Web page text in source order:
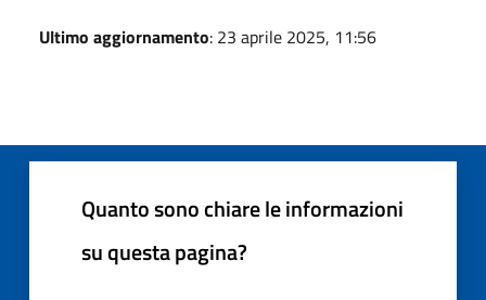
Ultimo aggiornamento: 23 aprile 2025, 11:56
Quanto sono chiare le informazioni
su questa pagina?